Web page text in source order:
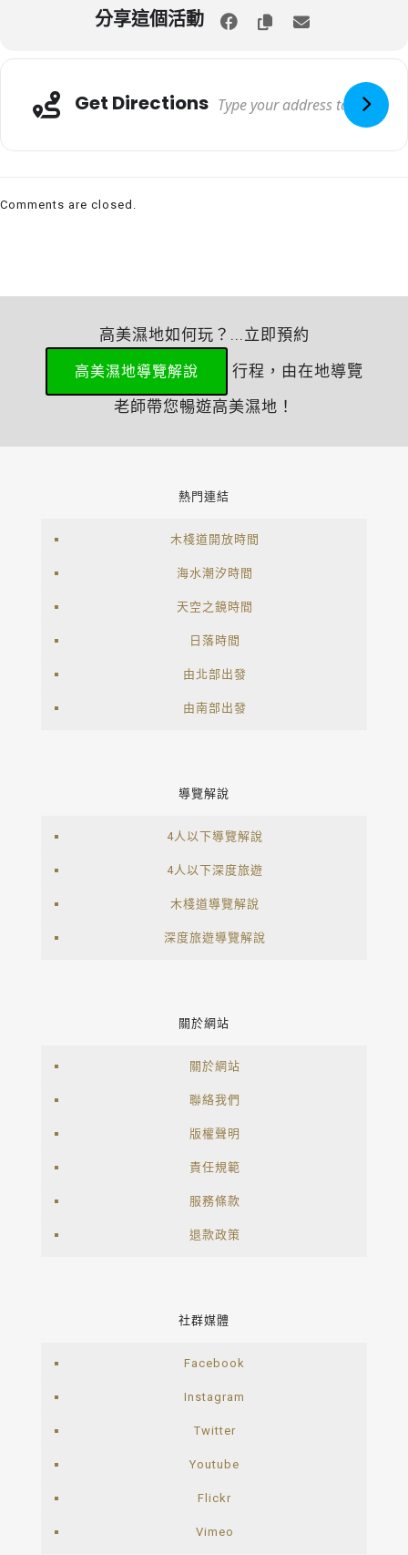
分享這個活動
Get Directions
Comments are closed.
高美濕地如何玩？...立即預約
高美濕地導覽解說
行程，由在地導覽
老師帶您暢遊高美濕地！
熱門連結
木棧道開放時間
海水潮汐時間
天空之鏡時間
日落時間
由北部出發
由南部出發
導覽解說
4人以下導覽解說
4人以下深度旅遊
木棧道導覽解說
深度旅遊導覽解說
關於網站
關於網站
聯絡我們
版權聲明
責任規範
服務條款
退款政策
社群媒體
Facebook
Instagram
Twitter
Youtube
Flickr
Vimeo